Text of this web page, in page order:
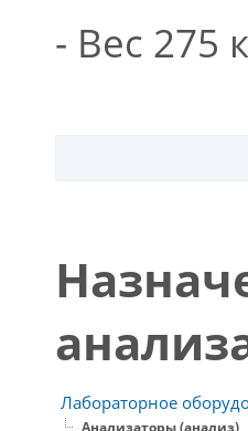
- Вес 275
Лабораторное
Анализаторы (анализ)